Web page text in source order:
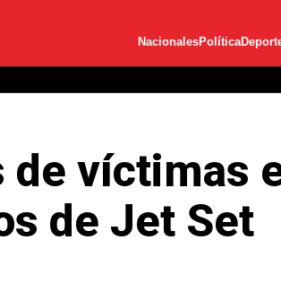
NacionalesPolítica
de víctimas
de Jet Set